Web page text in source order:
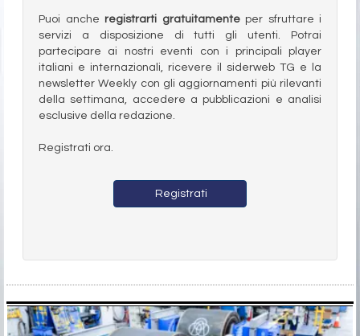
Puoi anche registrarti gratuitamenteper sfruttare i
servizi a disposizione di tutti gli utenti. Potrai
partecipare ai nostri eventi con i principali player
italiani e internazionali, ricevere il siderweb TG e la
newsletter Weekly con gli aggiornamenti più rilevanti
della settimana, accedere a pubblicazioni e analisi
esclusive della redazione.
Registrati ora.
Registrati